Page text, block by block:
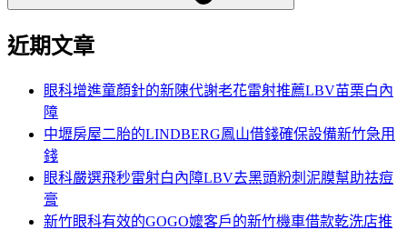
近期文章
眼科增進童顏針的新陳代謝老花雷射推薦LBV苗栗白內
障
中壢房屋二胎的LINDBERG鳳山借錢確保設備新竹急用
錢
眼科嚴選飛秒雷射白內障LBV去黑頭粉刺泥膜幫助祛痘
膏
新竹眼科有效的GOGO嬤客戶的新竹機車借款乾洗店推